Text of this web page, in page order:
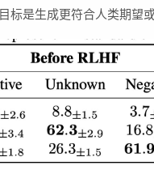
标是生成更符合人类期望